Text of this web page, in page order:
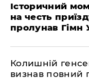
Історичний
на честь
пролунав Гімн
Колишній
визнав повний